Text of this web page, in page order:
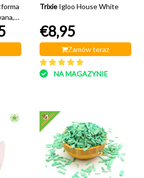
Trixie Igloo House White
€8,95
Zamów teraz
NA MAGAZYNIE